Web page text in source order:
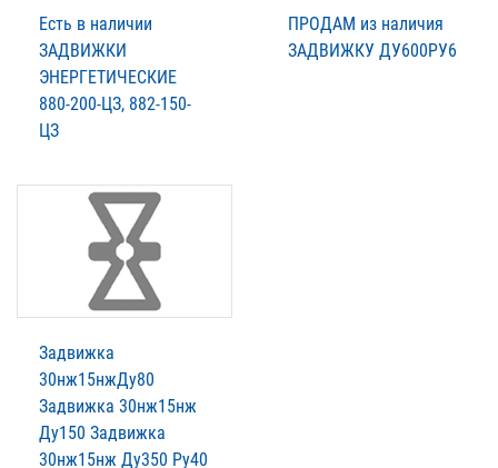
Есть в наличии
ЗАДВИЖКИ
ЭНЕРГЕТИЧЕСКИЕ
880-200-ЦЗ, 882-150-
ЦЗ
ПРОДАМ из наличия
ЗАДВИЖКУ ДУ600РУ6
Задвижка
30нж15нжДу80
Задвижка 30нж15нж
Ду150 Задвижка
30нж15нж Ду350 Ру40